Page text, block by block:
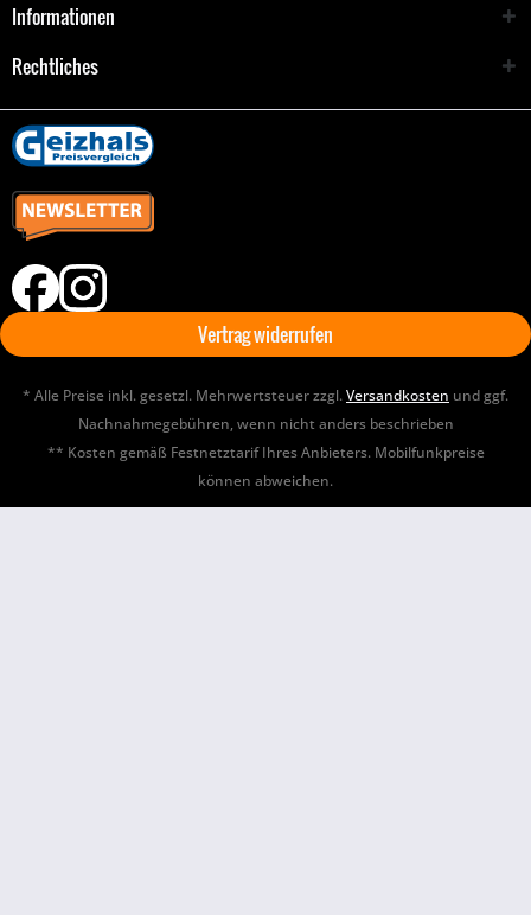
Informationen
Rechtliches
Vertrag widerrufen
* Alle Preise inkl. gesetzl. Mehrwertsteuer zzgl.Versandkosten und ggf.
Nachnahmegebühren, wenn nicht anders beschrieben
** Kosten gemäß Festnetztarif Ihres Anbieters. Mobilfunkpreise
können abweichen.